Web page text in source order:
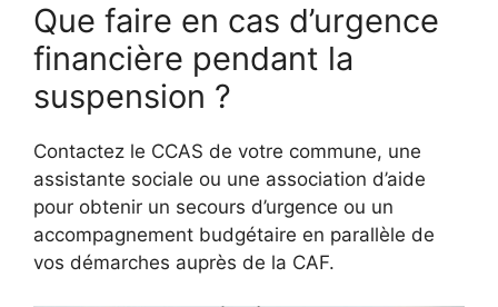
Que faire en cas d’urgence
financière pendant la
suspension ?
Contactez le CCAS de votre commune, une
assistante sociale ou une association d’aide
pour obtenir un secours d’urgence ou un
accompagnement budgétaire en parallèle de
vos démarches auprès de la CAF.